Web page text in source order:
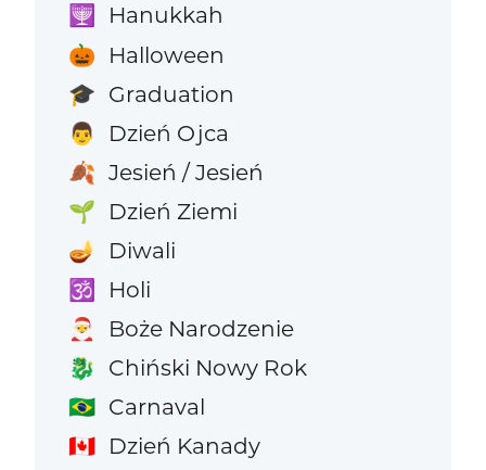
🕎 Hanukkah
🎃 Halloween
🎓 Graduation
👨 Dzień Ojca
🍂 Jesień / Jesień
🌱 Dzień Ziemi
🪔 Diwali
🕉️ Holi
🎅 Boże Narodzenie
🐉 Chiński Nowy Rok
🇧🇷 Carnaval
🇨🇦 Dzień Kanady